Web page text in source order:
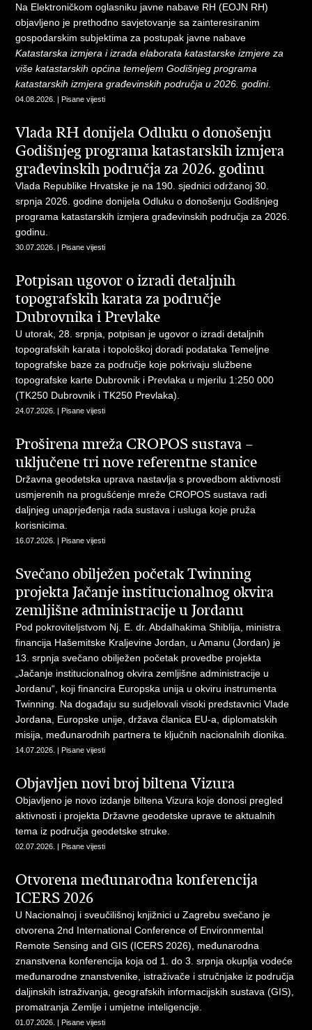
Na Elektroničkom oglasniku javne nabave RH (EOJN RH)
objavljeno je prethodno savjetovanje sa zainteresiranim
gospodarskim subjektima za postupak javne nabave
Katastarska izmjera i izrada elaborata katastarske izmjere za
više katastarskih općina temeljem Godišnjeg programa
katastarskih izmjera građevinskih područja u 2026. godini.
04.08.2026. | Pisane vijesti
Vlada RH donijela Odluku o donošenju
Godišnjeg programa katastarskih izmjera
građevinskih područja za 2026. godinu
Vlada Republike Hrvatske je na 190. sjednici održanoj 30.
srpnja 2026. godine donijela Odluku o donošenju Godišnjeg
programa katastarskih izmjera građevinskih područja za 2026.
godinu.
30.07.2026. | Pisane vijesti
Potpisan ugovor o izradi detaljnih
topografskih karata za područje
Dubrovnika i Prevlake
U utorak, 28. srpnja, potpisan je ugovor o izradi detaljnih
topografskih karata i topološkoj doradi podataka Temeljne
topografske baze za područje koje pokrivaju službene
topografske karte Dubrovnik i Prevlaka u mjerilu 1:250 000
(TK250 Dubrovnik i TK250 Prevlaka).
24.07.2026. | Pisane vijesti
Proširena mreža CROPOS sustava –
uključene tri nove referentne stanice
Državna geodetska uprava nastavlja s provedbom aktivnosti
usmjerenih na progušćenje mreže CROPOS sustava radi
daljnjeg unaprjeđenja rada sustava i usluga koje pruža
korisnicima.
16.07.2026. | Pisane vijesti
Svečano obilježen početak Twinning
projekta Jačanje institucionalnog okvira
zemljišne administracije u Jordanu
Pod pokroviteljstvom Nj. E. dr. Abdalhakima Shiblija, ministra
financija Hašemitske Kraljevine Jordan, u Amanu (Jordan) je
13. srpnja svečano obilježen početak provedbe projekta
„Jačanje institucionalnog okvira zemljišne administracije u
Jordanu“, koji financira Europska unija u okviru instrumenta
Twinning. Na događaju su sudjelovali visoki predstavnici Vlade
Jordana, Europske unije, država članica EU-a, diplomatskih
misija, međunarodnih partnera te ključnih nacionalnih dionika.
14.07.2026. | Pisane vijesti
Objavljen novi broj biltena Vizura
Objavljeno je novo izdanje biltena Vizura koje donosi pregled
aktivnosti i projekta Državne geodetske uprave te aktualnih
tema iz područja geodetske struke.
02.07.2026. | Pisane vijesti
Otvorena međunarodna konferencija
ICERS 2026
U Nacionalnoj i sveučilišnoj knjižnici u Zagrebu svečano je
otvorena 2nd International Conference of Environmental
Remote Sensing and GIS (ICERS 2026), međunarodna
znanstvena konferencija koja od 1. do 3. srpnja okuplja vodeće
međunarodne znanstvenike, istraživače i stručnjake iz područja
daljinskih istraživanja, geografskih informacijskih sustava (GIS),
promatranja Zemlje i umjetne inteligencije.
01.07.2026. | Pisane vijesti